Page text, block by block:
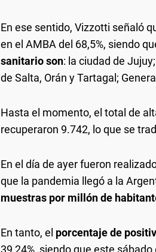
En ese sentido, Vizzotti señaló
en el AMBA del 68,5%, siendo
sanitario son: la ciudad de
de Salta, Orán y Tartagal;
Hasta el momento, el total de
recuperaron 9.742, lo que se
En el día de ayer fueron
que la pandemia llegó a la
muestras por millón de
En tanto, el porcentaje de
39,24%, siendo que este